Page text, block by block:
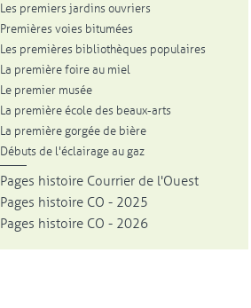
Les premiers jardins ouvriers
Premières voies bitumées
Les premières bibliothèques populaires
La première foire au miel
Le premier musée
La première école des beaux-arts
La première gorgée de bière
Débuts de l'éclairage au gaz
Pages histoire Courrier de l'Ouest
Pages histoire CO - 2025
Pages histoire CO - 2026